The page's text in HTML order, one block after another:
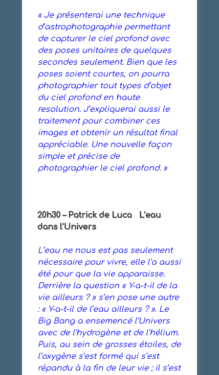
« Je présenterai une technique
d’astrophotographie permettant
de capturer le ciel profond avec
des poses unitaires de quelques
secondes seulement. Bien que les
poses soient courtes, on pourra
photographier tout types d’objet
du ciel profond en haute
resolution. J’expliquerai aussi le
traitement pour combiner ces
images et obtenir un résultat final
appréciable. Une nouvelle façon
simple et précise de
photographier le ciel profond. »
20h30 – Patrick de Luca L’eau
dans l’Univers
L’eau ne nous est pas seulement
nécessaire pour vivre, elle l’a aussi
été pour que la vie apparaisse.
Derrière la question « Y-a-t-il de la
vie ailleurs ? » s’en pose une autre
: « Y-a-t-il de l’eau ailleurs ? ». Le
Big Bang a ensemencé l’Univers
avec de l’hydrogène et de l’hélium.
Puis, au sein de grosses étoiles, de
l’oxygène s’est formé qui s’est
répandu à la fin de leur vie ; il s’est